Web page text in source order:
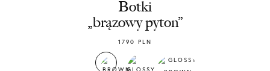
Chylak
Botki
„brązowy pyton”
1790 PLN